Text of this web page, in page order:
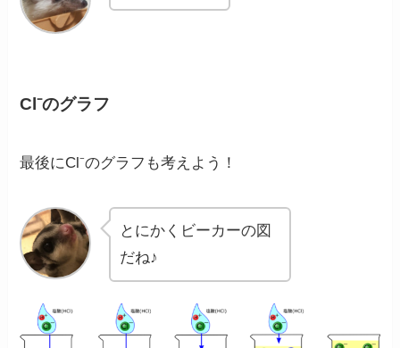
Cl⁻のグラフ
最後にCl⁻のグラフも考えよう！
とにかくビーカーの図
だね♪